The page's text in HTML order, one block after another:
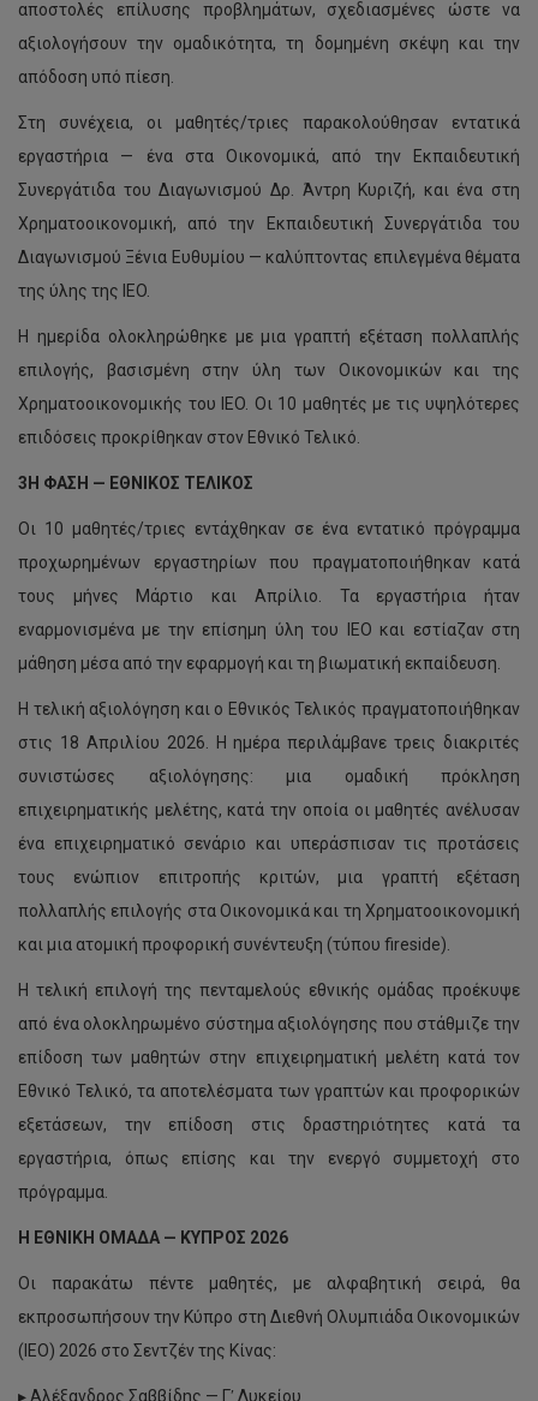
αποστολές επίλυσης προβλημάτων, σχεδιασμένες ώστε να
αξιολογήσουν την ομαδικότητα, τη δομημένη σκέψη και την
απόδοση υπό πίεση.
Στη συνέχεια, οι μαθητές/τριες παρακολούθησαν εντατικά
εργαστήρια — ένα στα Οικονομικά, από την Εκπαιδευτική
Συνεργάτιδα του Διαγωνισμού Δρ. Άντρη Κυριζή, και ένα στη
Χρηματοοικονομική, από την Εκπαιδευτική Συνεργάτιδα του
Διαγωνισμού Ξένια Ευθυμίου — καλύπτοντας επιλεγμένα θέματα
της ύλης της IEO.
Η ημερίδα ολοκληρώθηκε με μια γραπτή εξέταση πολλαπλής
επιλογής, βασισμένη στην ύλη των Οικονομικών και της
Χρηματοοικονομικής του IEO. Οι 10 μαθητές με τις υψηλότερες
επιδόσεις προκρίθηκαν στον Εθνικό Τελικό.
3Η ΦΑΣΗ — ΕΘΝΙΚΟΣ ΤΕΛΙΚΟΣ
Οι 10 μαθητές/τριες εντάχθηκαν σε ένα εντατικό πρόγραμμα
προχωρημένων εργαστηρίων που πραγματοποιήθηκαν κατά
τους μήνες Μάρτιο και Απρίλιο. Τα εργαστήρια ήταν
εναρμονισμένα με την επίσημη ύλη του IEO και εστίαζαν στη
μάθηση μέσα από την εφαρμογή και τη βιωματική εκπαίδευση.
Η τελική αξιολόγηση και ο Εθνικός Τελικός πραγματοποιήθηκαν
στις 18 Απριλίου 2026. Η ημέρα περιλάμβανε τρεις διακριτές
συνιστώσες αξιολόγησης: μια ομαδική πρόκληση
επιχειρηματικής μελέτης, κατά την οποία οι μαθητές ανέλυσαν
ένα επιχειρηματικό σενάριο και υπεράσπισαν τις προτάσεις
τους ενώπιον επιτροπής κριτών, μια γραπτή εξέταση
πολλαπλής επιλογής στα Οικονομικά και τη Χρηματοοικονομική
και μια ατομική προφορική συνέντευξη (τύπου fireside).
Η τελική επιλογή της πενταμελούς εθνικής ομάδας προέκυψε
από ένα ολοκληρωμένο σύστημα αξιολόγησης που στάθμιζε την
επίδοση των μαθητών στην επιχειρηματική μελέτη κατά τον
Εθνικό Τελικό, τα αποτελέσματα των γραπτών και προφορικών
εξετάσεων, την επίδοση στις δραστηριότητες κατά τα
εργαστήρια, όπως επίσης και την ενεργό συμμετοχή στο
πρόγραμμα.
Η ΕΘΝΙΚΗ ΟΜΑΔΑ — ΚΥΠΡΟΣ 2026
Οι παρακάτω πέντε μαθητές, με αλφαβητική σειρά, θα
εκπροσωπήσουν την Κύπρο στη Διεθνή Ολυμπιάδα Οικονομικών
(IEO) 2026 στο Σεντζέν της Κίνας:
▸ Αλέξανδρος Σαββίδης — Γʹ Λυκείου